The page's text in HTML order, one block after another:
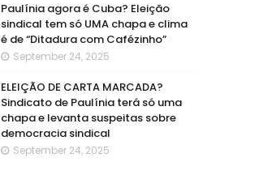
Paulínia agora é Cuba? Eleição
sindical tem só UMA chapa e clima
é de “Ditadura com Cafézinho”
September 24, 2025
ELEIÇÃO DE CARTA MARCADA?
Sindicato de Paulínia terá só uma
chapa e levanta suspeitas sobre
democracia sindical
September 24, 2025